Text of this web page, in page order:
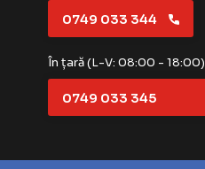
0749 033 344
În țară (L-V: 08:00 - 18:00)
0749 033 345